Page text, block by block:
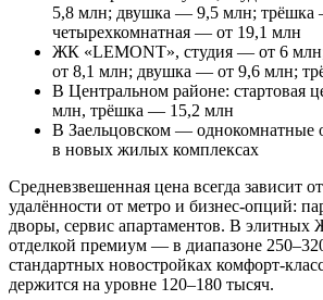
5,8 млн; двушка — 9,5 млн; трёшка
четырехкомнатная — от 19,1 млн
ЖК «LEMONT», студия — от 6
от 8,1 млн; двушка — от 9,6 млн;
В Центральном районе: стартовая
млн, трёшка — 15,2 млн
В Заельцовском — однокомнатные
в новых жилых комплексах
Средневзвешенная цена всегда зависит
удалённости от метро и бизнес-опций:
дворы, сервис апартаментов. В элитных
отделкой премиум — в диапазоне
стандартных новостройках комфорт-
держится на уровне 120–180 тысяч.